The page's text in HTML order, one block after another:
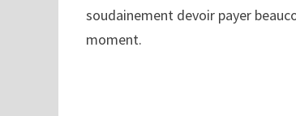
soudainement devoir payer
moment.